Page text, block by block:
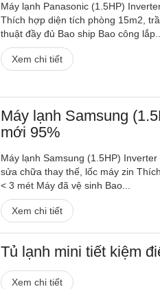
Máy lạnh Panasonic (1.5HP)
Thích hợp diện tích phòng 15m2,
thuật đầy đủ Bao ship Bao công
Xem chi tiết
Máy lạnh Samsung
mới 95%
Máy lạnh Samsung (1.5HP)
sửa chữa thay thế, lốc máy zin
< 3 mét Máy đã vệ sinh Bao...
Xem chi tiết
Tủ lạnh mini tiết kiệm
Xem chi tiết